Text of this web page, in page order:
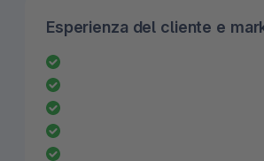
Esperienza del cliente e